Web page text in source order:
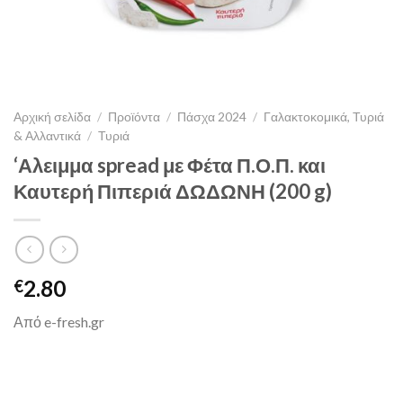
Αρχική σελίδα / Προϊόντα / Πάσχα 2024 / Γαλακτοκομικά, Τυριά
& Αλλαντικά / Τυριά
‘Αλειμμα spread με Φέτα Π.Ο.Π. και
Καυτερή Πιπεριά ΔΩΔΩΝΗ (200 g)
€2.80
Από e-fresh.gr